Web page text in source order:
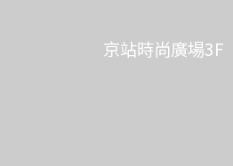
京站時尚廣場3F